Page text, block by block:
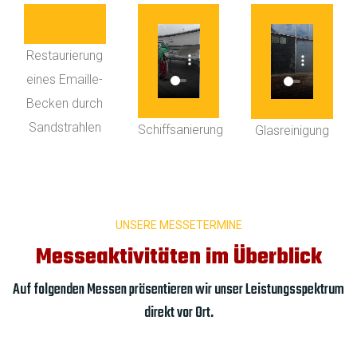
Restaurierung
eines Emaille-
Becken durch
Sandstrahlen
Schiffsanierung Glasreinigung
UNSERE MESSETERMINE
Messeaktivitäten im Überblick
Auf folgenden Messen präsentieren wir unser Leistungsspektrum
direkt vor Ort.